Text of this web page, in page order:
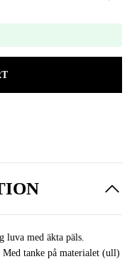
med äkta päls.
Med tanke på materialet (ull)